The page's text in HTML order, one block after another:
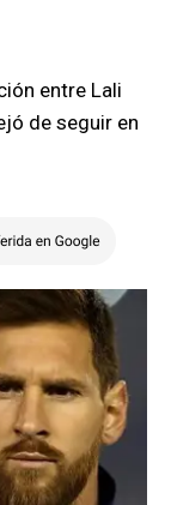
entre Lali
de seguir en